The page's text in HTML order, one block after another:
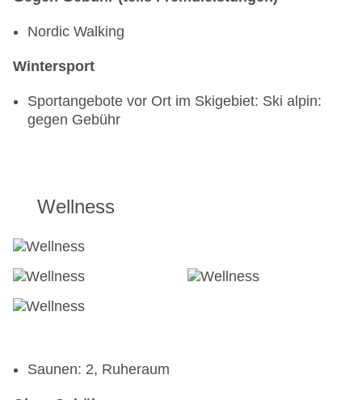
Nordic Walking
Wintersport
Sportangebote vor Ort im Skigebiet: Ski alpin:
gegen Gebühr
Wellness
Saunen: 2, Ruheraum